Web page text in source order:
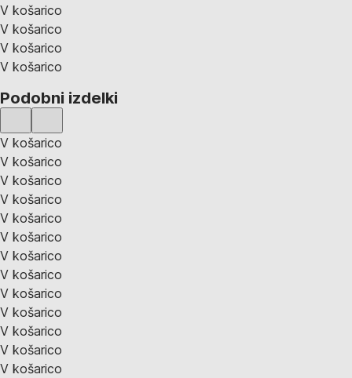
V košarico
V košarico
V košarico
V košarico
Podobni izdelki
V košarico
V košarico
V košarico
V košarico
V košarico
V košarico
V košarico
V košarico
V košarico
V košarico
V košarico
V košarico
V košarico